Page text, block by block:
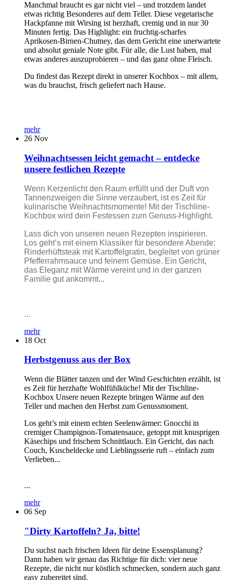
Manchmal braucht es gar nicht viel – und trotzdem landet
etwas richtig Besonderes auf dem Teller. Diese vegetarische
Hackpfanne mit Wirsing ist herzhaft, cremig und in nur 30
Minuten fertig. Das Highlight: ein fruchtig-scharfes
Aprikosen-Birnen-Chutney, das dem Gericht eine unerwartete
und absolut geniale Note gibt. Für alle, die Lust haben, mal
etwas anderes auszuprobieren – und das ganz ohne Fleisch.
Du findest das Rezept direkt in unserer Kochbox – mit allem,
was du brauchst, frisch geliefert nach Hause.
mehr
26 Nov
Weihnachtsessen leicht gemacht – entdecke
unsere festlichen Rezepte
Wenn Kerzenlicht den Raum erfüllt und der Duft von
Tannenzweigen die Sinne verzaubert, ist es Zeit für
kulinarische Weihnachtsmomente! Mit der Tischline-
Kochbox wird dein Festessen zum Genuss-Highlight.
Lass dich von unseren neuen Rezepten inspirieren.
Los geht’s mit einem Klassiker für besondere Abende:
Rinderhüftsteak mit Kartoffelgratin, begleitet von grüner
Pfefferrahmsauce und feinem Gemüse. Ein Gericht,
das Eleganz mit Wärme vereint und in der ganzen
Familie gut ankommt...
...
mehr
18 Oct
Herbstgenuss aus der Box
Wenn die Blätter tanzen und der Wind Geschichten erzählt, ist
es Zeit für herzhafte Wohlfühlküche! Mit der Tischline-
Kochbox Unsere neuen Rezepte bringen Wärme auf den
Teller und machen den Herbst zum Genussmoment.
Los geht’s mit einem echten Seelenwärmer: Gnocchi in
cremiger Champignon-Tomatensauce, getoppt mit knusprigen
Käsechips und frischem Schnittlauch. Ein Gericht, das nach
Couch, Kuscheldecke und Lieblingsserie ruft – einfach zum
Verlieben...
...
mehr
06 Sep
"Dirty Kartoffeln? Ja, bitte!
Du suchst nach frischen Ideen für deine Essensplanung?
Dann haben wir genau das Richtige für dich: vier neue
Rezepte, die nicht nur köstlich schmecken, sondern auch ganz
easy zubereitet sind.